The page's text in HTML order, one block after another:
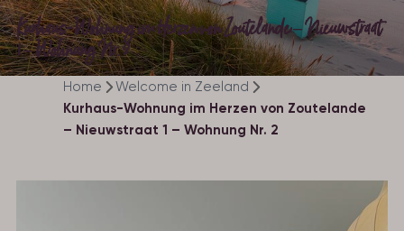
Kurhaus-Wohnung im Herzen von Zoutelande – Nieuwstraat
1 – Wohnung Nr. 2
Home
Welcome in Zeeland
Kurhaus-Wohnung im Herzen von Zoutelande
– Nieuwstraat 1 – Wohnung Nr. 2